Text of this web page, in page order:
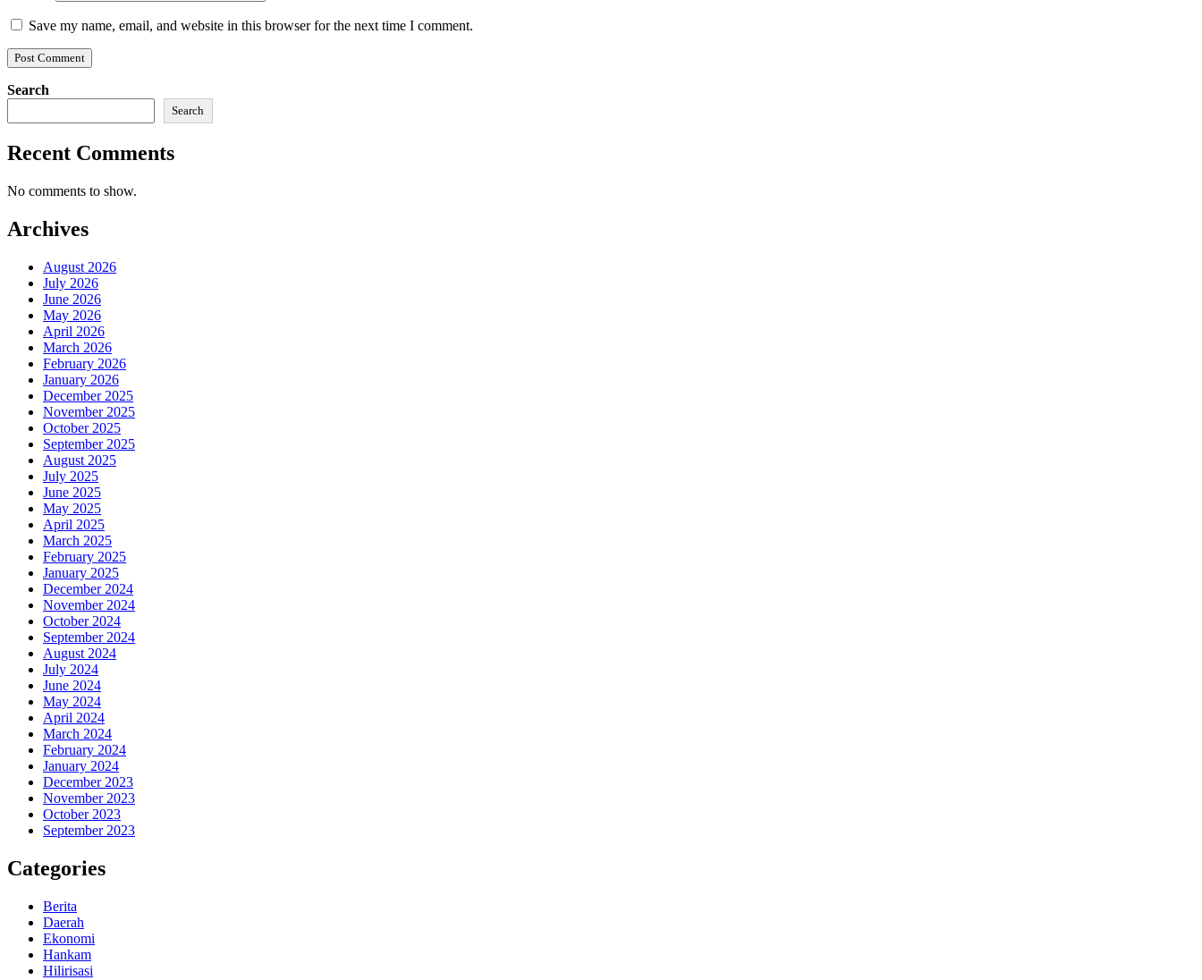
Save my name, email, and website in this browser for the next time I comment.
Search
Search
Recent Comments
No comments to show.
Archives
August 2026
July 2026
June 2026
May 2026
April 2026
March 2026
February 2026
January 2026
December 2025
November 2025
October 2025
September 2025
August 2025
July 2025
June 2025
May 2025
April 2025
March 2025
February 2025
January 2025
December 2024
November 2024
October 2024
September 2024
August 2024
July 2024
June 2024
May 2024
April 2024
March 2024
February 2024
January 2024
December 2023
November 2023
October 2023
September 2023
Categories
Berita
Daerah
Ekonomi
Hankam
Hilirisasi